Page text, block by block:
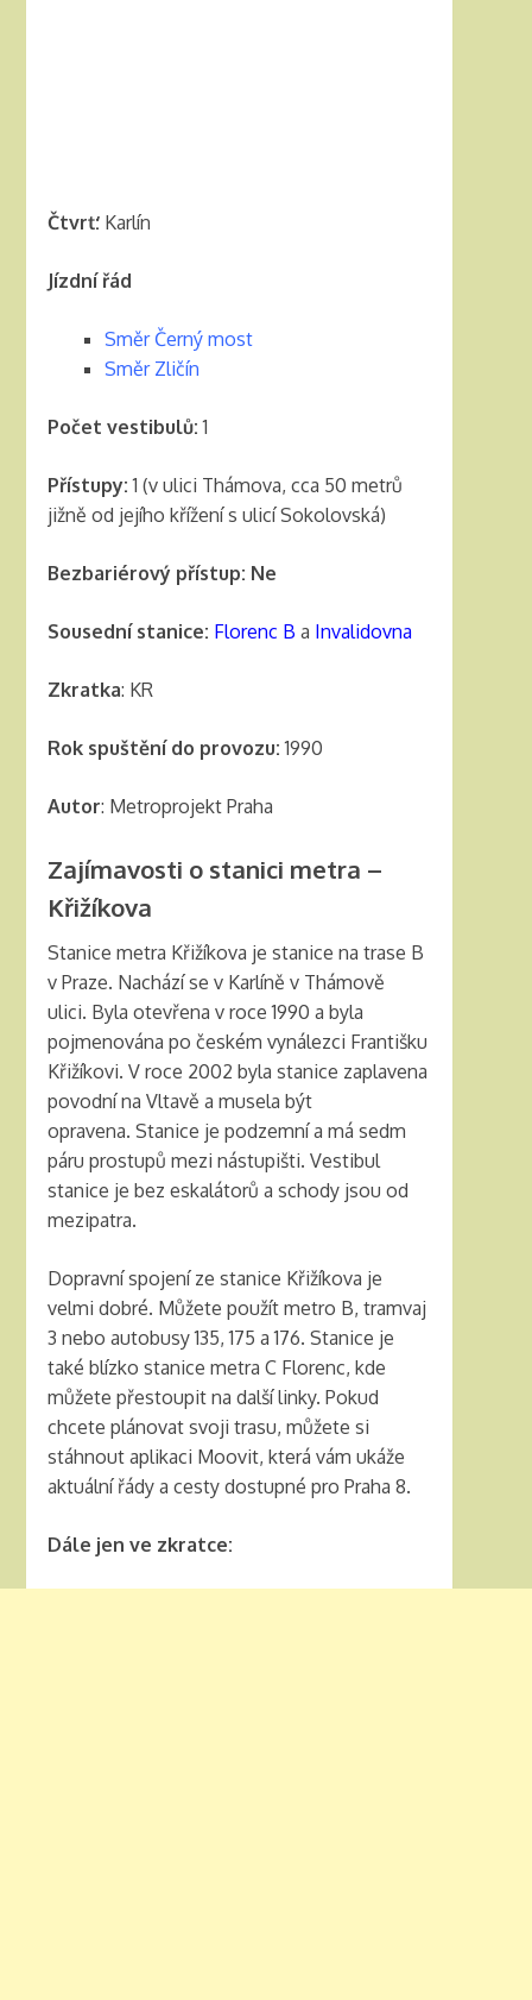
Čtvrť: Karlín
Jízdní řád
Směr Černý most
Směr Zličín
Počet vestibulů:1
Přístupy: 1 (v ulici Thámova, cca 50 metrů
jižně od jejího křížení s ulicí Sokolovská)
Bezbariérový přístup: Ne
Sousední stanice: Florenc B a Invalidovna
Zkratka: KR
Rok spuštění do provozu:1990
Autor: Metroprojekt Praha
Zajímavosti o stanici metra –
Křižíkova
Stanice metra Křižíkova je stanice na trase B
v Praze. Nachází se v Karlíně v Thámově
ulici. Byla otevřena v roce 1990 a byla
pojmenována po českém vynálezci Františku
Křižíkovi. V roce 2002 byla stanice zaplavena
povodní na Vltavě a musela být
opravena. Stanice je podzemní a má sedm
páru prostupů mezi nástupišti. Vestibul
stanice je bez eskalátorů a schody jsou od
mezipatra.
Dopravní spojení ze stanice Křižíkova je
velmi dobré. Můžete použít metro B, tramvaj
3 nebo autobusy 135, 175 a 176. Stanice je
také blízko stanice metra C Florenc, kde
můžete přestoupit na další linky. Pokud
chcete plánovat svoji trasu, můžete si
stáhnout aplikaci Moovit, která vám ukáže
aktuální řády a cesty dostupné pro Praha 8.
Dále jen ve zkratce: